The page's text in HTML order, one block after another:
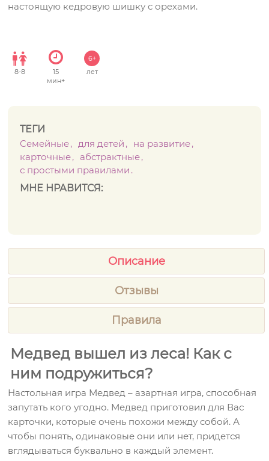
настоящую кедровую шишку с орехами.
8-8
15
мин+
6+
лет
ТЕГИ
Семейные
для детей
на развитие
карточные
абстрактные
с простыми правилами
МНЕ НРАВИТСЯ:
Описание
Отзывы
Правила
Медвед вышел из леса! Как с
ним подружиться?
Настольная игра Медвед – азартная игра, способная
запутать кого угодно. Медвед приготовил для Вас
карточки, которые очень похожи между собой. А
чтобы понять, одинаковые они или нет, придется
вглядываться буквально в каждый элемент.